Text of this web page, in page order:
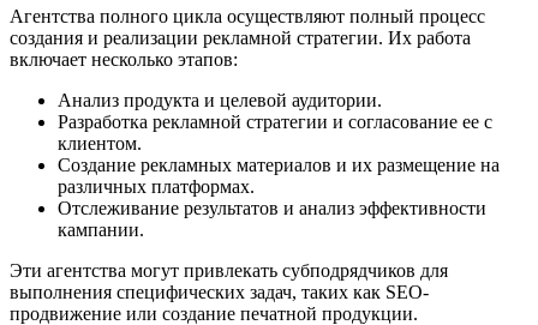
Агентства полного цикла осуществляют полный процесс
создания и реализации рекламной стратегии. Их работа
включает несколько этапов:
Анализ продукта и целевой аудитории.
Разработка рекламной стратегии и согласование ее с
клиентом.
Создание рекламных материалов и их размещение на
различных платформах.
Отслеживание результатов и анализ эффективности
кампании.
Эти агентства могут привлекать субподрядчиков для
выполнения специфических задач, таких как SEO-
продвижение или создание печатной продукции.